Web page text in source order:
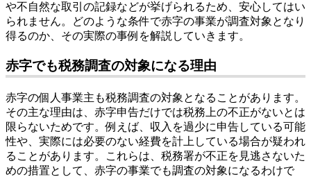
や不自然な取引の記録などが挙げられるため、安心してはい
られません。どのような条件で赤字の事業が調査対象となり
得るのか、その実際の事例を解説していきます。
赤字でも税務調査の対象になる理由
赤字の個人事業主も税務調査の対象となることがあります。
その主な理由は、赤字申告だけでは税務上の不正がないとは
限らないためです。例えば、収入を過少に申告している可能
性や、実際には必要のない経費を計上している場合が疑われ
ることがあります。これらは、税務署が不正を見逃さないた
めの措置として、赤字の事業でも調査の対象になるわけで